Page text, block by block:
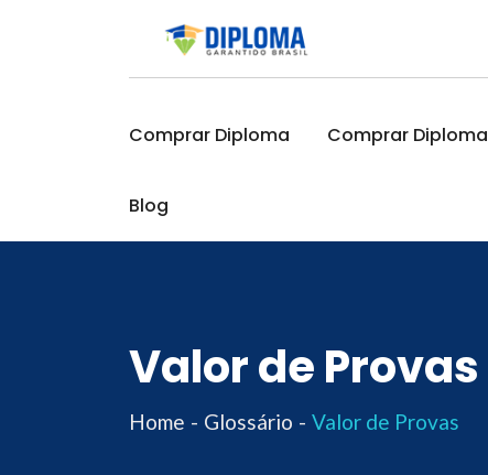
Comprar Diploma Comprar
Blog
Valor de Provas
Home Glossário Valor de Provas